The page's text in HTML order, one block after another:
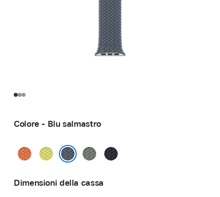
Colore - Blu salmastro
Curcuma
Giallo
GrigioverdeMezzanotte
Dimensioni della cassa